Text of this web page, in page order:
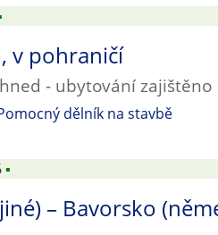
v pohraničí
- ubytování zajištěno
dělník na stavbě
▪
– Bavorsko